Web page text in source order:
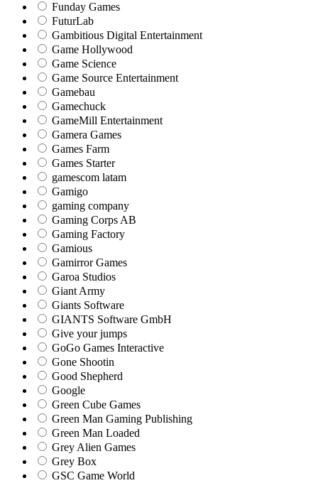
Funday Games
FuturLab
Gambitious Digital Entertainment
Game Hollywood
Game Science
Game Source Entertainment
Gamebau
Gamechuck
GameMill Entertainment
Gamera Games
Games Farm
Games Starter
gamescom latam
Gamigo
gaming company
Gaming Corps AB
Gaming Factory
Gamious
Gamirror Games
Garoa Studios
Giant Army
Giants Software
GIANTS Software GmbH
Give your jumps
GoGo Games Interactive
Gone Shootin
Good Shepherd
Google
Green Cube Games
Green Man Gaming Publishing
Green Man Loaded
Grey Alien Games
Grey Box
GSC Game World